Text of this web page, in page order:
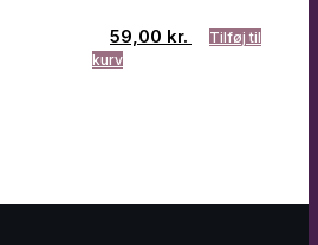
59,00 kr.
Tilføj til
kurv